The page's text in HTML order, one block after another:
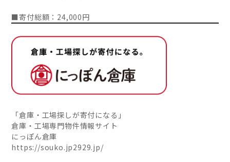
■寄付総額：24,000円
「倉庫・工場探しが寄付になる」
倉庫・工場専門物件情報サイト
にっぽん倉庫
https://souko.jp2929.jp/